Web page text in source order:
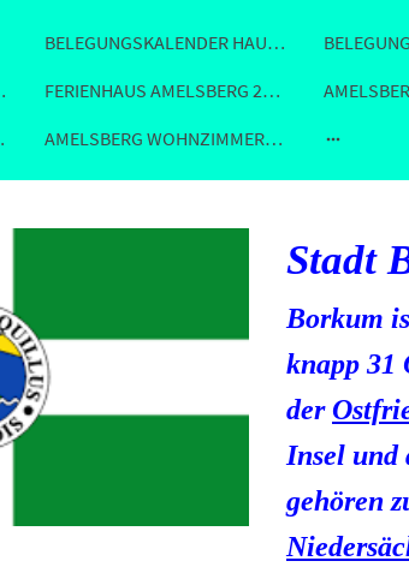
BELEGUNGSKALENDER HAUS AMELSBERG 26789 Leer
Leer
FERIENHAUS AMELSBERG 26789 Leer Ostfriesland
in Leer
AMELSBERG WOHNZIMMER Ferienhaus Fewo in Leer
Stadt
Borkum
knapp 31
der
Insel und
gehören